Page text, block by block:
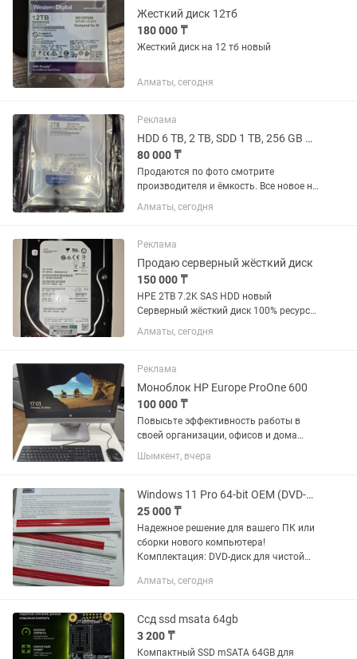
Жесткий диск 12тб
180 000 ₸
Жесткий диск на 12 тб новый
Алматы, сегодня
Реклама
HDD 6 TB, 2 TB, SDD 1 TB, 256 GB жёсткие диски продам новые в упаковке
80 000 ₸
Продаются по фото смотрите
производителя и ёмкость. Все новое не
используются. Упаковка целая. HDD 6
TB, 2TB SDD 1 TB, 256 GB В наличии
Алматы, сегодня
Реклама
Продаю серверный жёсткий диск
150 000 ₸
HPE 2TB 7.2K SAS HDD новый
Серверный жёсткий диск 100% ресурс
Проверка при встрече возможна, при
наличии ноутбука. 150к цена
Алматы, сегодня
Реклама
Моноблок HP Europe ProOne 600
100 000 ₸
Повысьте эффективность работы в
своей организации, офисов и дома
Моноблок HP ProOne 600
демонстрирует новый уровень
использовать и как полноценный ПК
Элегантный и...
Шымкент, вчера
Windows 11 Pro 64-bit OEM (DVD-пакет) Полный комплект
25 000 ₸
Надежное решение для вашего ПК или
сборки нового компьютера!
Комплектация: DVD-диск для чистой
подлинности (COA) — лицензионная
битная...
Алматы, сегодня
Ссд ssd msata 64gb
3 200 ₸
Компактный SSD mSATA 64GB для